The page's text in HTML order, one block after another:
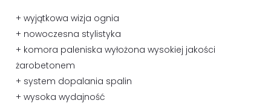
+ wyjątkowa wizja ognia
+ nowoczesna stylistyka
+ komora paleniska wyłożona wysokiej jakości
żarobetonem
+ system dopalania spalin
+ wysoka wydajność